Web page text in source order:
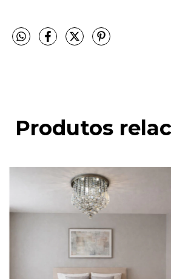
Produtos